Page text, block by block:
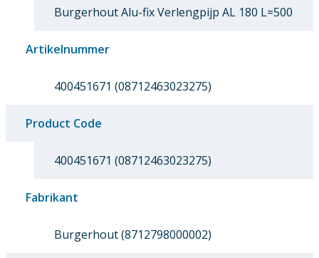
Burgerhout Alu-fix Verlengpijp AL 180 L=500
Artikelnummer
400451671 (08712463023275)
Product Code
400451671 (08712463023275)
Fabrikant
Burgerhout (8712798000002)